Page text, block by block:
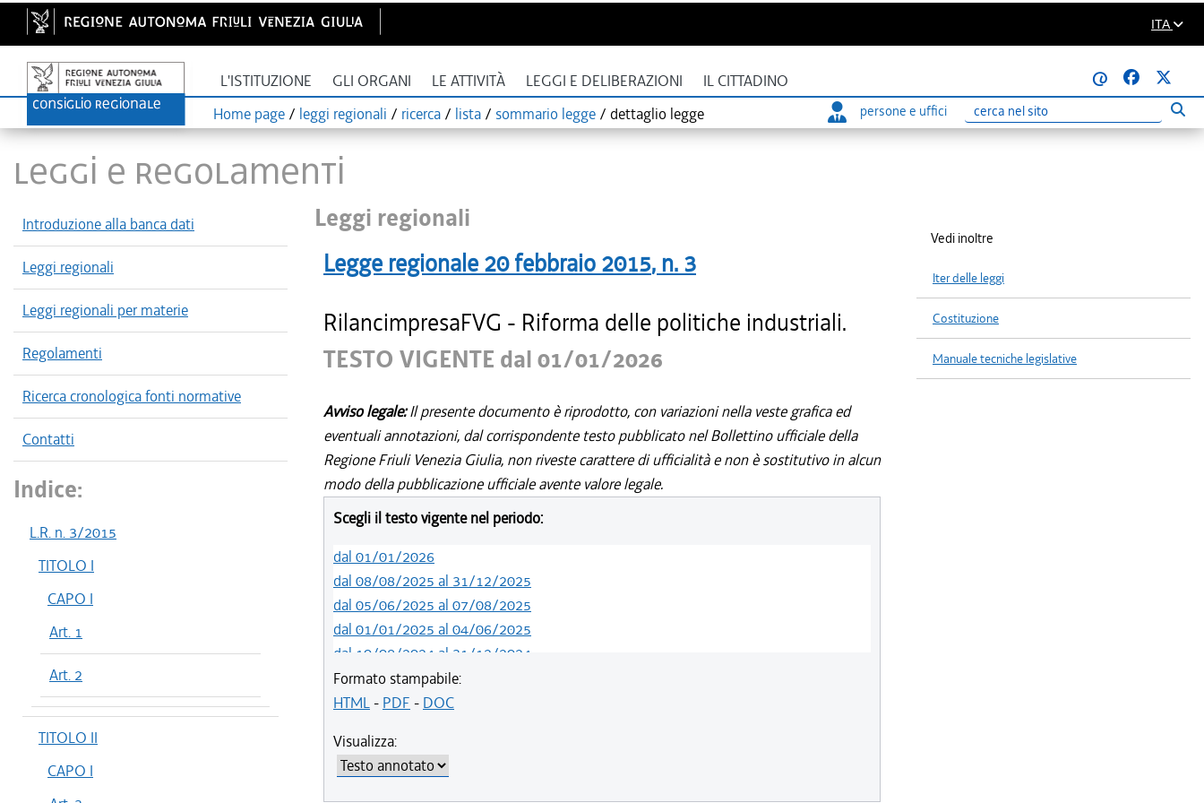
ITA
L'ISTITUZIONE GLI ORGANI LE ATTIVITÀ LEGGI E DELIBERAZIONI IL CITTADINO
@
Home page / leggi regionali / ricerca / lista / sommario legge / dettaglio legge persone e uffici
Ricerca
LEGGI E REGOLAMENTI
Introduzione alla banca dati
Leggi regionali
Leggi regionali per materie
Regolamenti
Ricerca cronologica fonti normative
Contatti
Indice:
L.R. n. 3/2015
TITOLO I
CAPO I
Art. 1
Art. 2
TITOLO II
CAPO I
Leggi regionali
Legge regionale 20 febbraio 2015, n. 3
RilancimpresaFVG - Riforma delle politiche industriali.
TESTO VIGENTE dal 01/01/2026
Avviso legale:Il presente documento è riprodotto, con variazioni nella veste grafica ed
eventuali annotazioni, dal corrispondente testo pubblicato nel Bollettino ufficiale della
Regione Friuli Venezia Giulia, non riveste carattere di ufficialità e non è sostitutivo in alcun
modo della pubblicazione ufficiale avente valore legale.
Scegli il testo vigente nel periodo:
dal 01/01/2026
dal 08/08/2025 al 31/12/2025
dal 05/06/2025 al 07/08/2025
dal 01/01/2025 al 04/06/2025
dal 10/08/2024 al 31/12/2024
dal 14/05/2024 al 09/08/2024
dal 11/08/2022 al 13/05/2024
dal 21/07/2022 al 08/08/2022
dal 14/06/2022 al 20/07/2022
dal 01/01/2022 al 13/06/2022
Formato stampabile:
HTML- PDF - DOC
Visualizza:
Vedi inoltre
Iter delle leggi
Costituzione
Manuale tecniche legislative